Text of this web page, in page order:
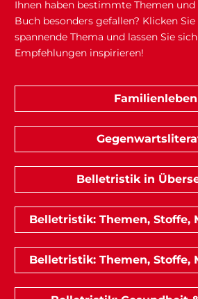
Ihnen haben bestimmte Themen
Buch besonders gefallen? Klicken
spannende Thema und lassen Sie
Empfehlungen inspirieren!
Familienleben
Belletristik in
Belletristik: Themen, Stoffe,
Belletristik: Themen, Stoffe,